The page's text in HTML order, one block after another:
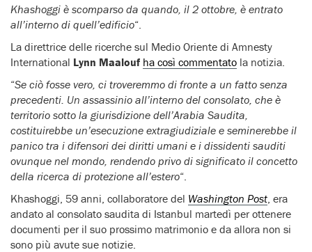
Khashoggi è scomparso da quando, il 2 ottobre, è entrato
all’interno di quell’edificio“.
La direttrice delle ricerche sul Medio Oriente di Amnesty
International Lynn Maalouf ha così commentato la notizia.
“Se ciò fosse vero, ci troveremmo di fronte a un fatto senza
precedenti. Un assassinio all’interno del consolato, che è
territorio sotto la giurisdizione dell’Arabia Saudita,
costituirebbe un’esecuzione extragiudiziale e seminerebbe il
panico tra i difensori dei diritti umani e i dissidenti sauditi
ovunque nel mondo, rendendo privo di significato il concetto
della ricerca di protezione all’estero“.
Khashoggi, 59 anni, collaboratore del Washington Post , era
andato al consolato saudita di Istanbul martedì per ottenere
documenti per il suo prossimo matrimonio e da allora non si
sono più avute sue notizie.